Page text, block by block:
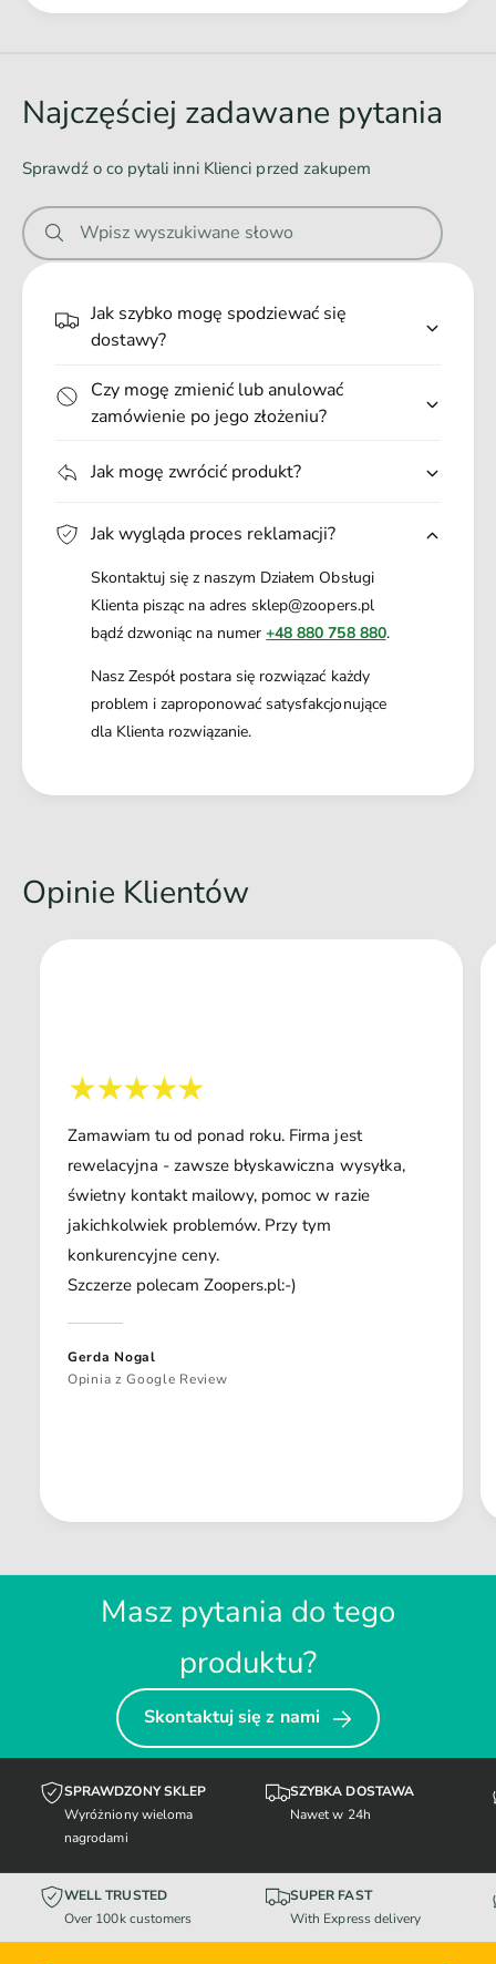
w
i
e
Najczęściej zadawane pytania
Sprawdź o co pytali inni Klienci przed zakupem
Wpisz wyszukiwane słowo
Jak szybko mogę spodziewać się
dostawy?
Czy mogę zmienić lub anulować
zamówienie po jego złożeniu?
Jak mogę zwrócić produkt?
Jak wygląda proces reklamacji?
Skontaktuj się z naszym Działem Obsługi
Klienta pisząc na adres sklep@zoopers.pl
bądź dzwoniąc na numer+48 880 758 880.
Nasz Zespół postara się rozwiązać każdy
problem i zaproponować satysfakcjonujące
dla Klienta rozwiązanie.
Opinie Klientów
Zamawiam tu od ponad roku. Firma jest
rewelacyjna - zawsze błyskawiczna wysyłka,
świetny kontakt mailowy, pomoc w razie
jakichkolwiek problemów. Przy tym
konkurencyjne ceny.
Szczerze polecam Zoopers.pl:-)
Gerda Nogal
Opinia z Google Review
Masz pytania do tego
produktu?
Skontaktuj się z nami
SPRAWDZONY SKLEP
Wyróżniony wieloma
nagrodami
SZYBKA DOSTAWA
Nawet w 24h
WELL TRUSTED
Over 100k customers
SUPER FAST
With Express delivery